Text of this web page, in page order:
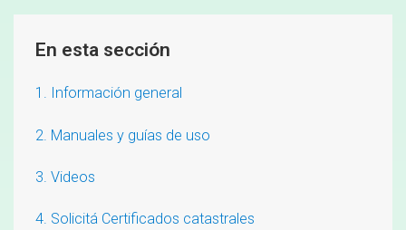
En esta sección
1. Información general
2. Manuales y guías de uso
3. Videos
4. Solicitá Certificados catastrales